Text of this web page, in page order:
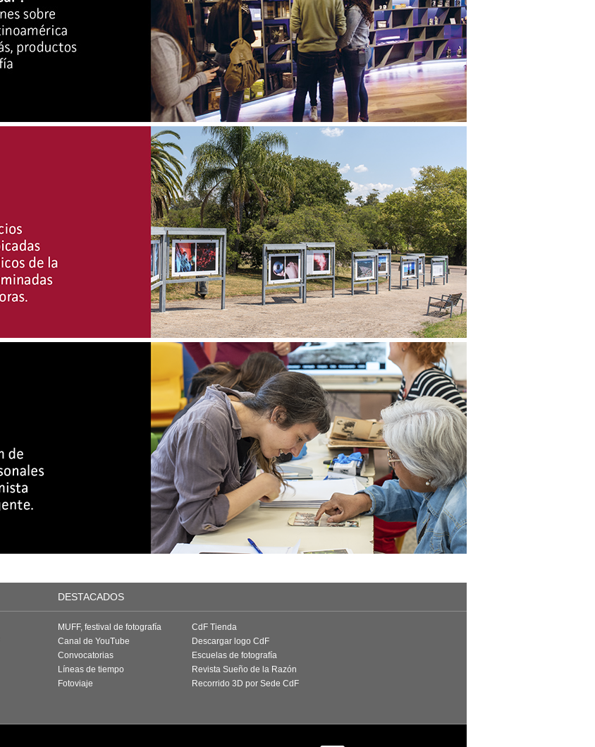
DESTACADOS
MUFF, festival de fotografía
Canal de YouTube
Convocatorias
Líneas de tiempo
Fotoviaje
CdF Tienda
Descargar logo CdF
Escuelas de fotografía
Revista Sueño de la Razón
Recorrido 3D por Sede CdF